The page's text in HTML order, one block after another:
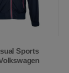
Sports